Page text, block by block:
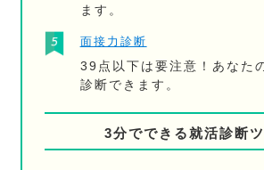
ます。
面接力診断
39点以下は要注意！あなた
診断できます。
3分でできる就活診断